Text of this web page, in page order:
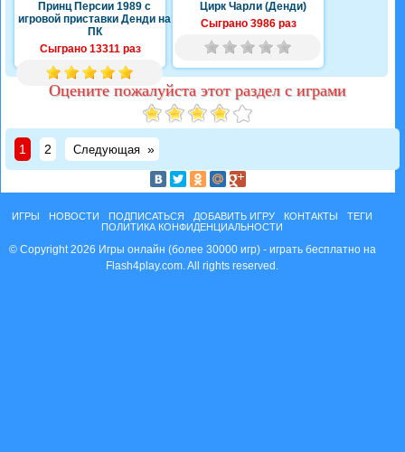
Принц Персии 1989 с
игровой приставки Денди на
ПК
Сыграно 13311 раз
Цирк Чарли (Денди)
Сыграно 3986 раз
Оцените пожалуйста этот раздел с играми
1 2 Следующая »
ИГРЫ НОВОСТИ ПОДПИСАТЬСЯ ДОБАВИТЬ ИГРУ КОНТАКТЫ
ТЕГИ
ПОЛИТИКА КОНФИДЕНЦИАЛЬНОСТИ
© Copyright 2026 Игры онлайн (более 30000 игр) - играть бесплатно на
Flash4play.com. All rights reserved.